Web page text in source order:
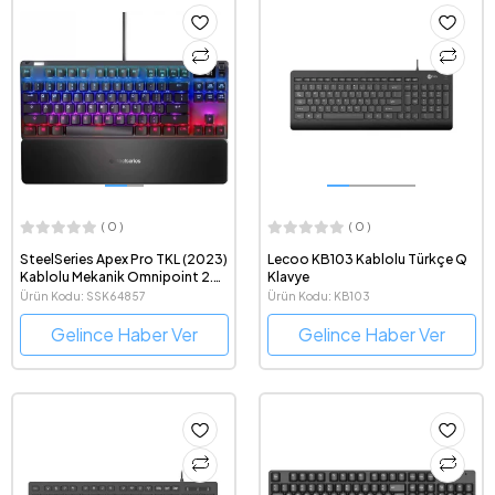
( 0 )
SteelSeries Apex Pro TKL (2023)
Kablolu Mekanik Omnipoint 2.0
Ayarlanabilir Manyetik Switch UK
İngilizce Oyun Klavyesi
Ürün Kodu: SSK64857
Gelince Haber Ver
( 0 )
Lecoo KB103 Kablolu Türkçe Q
Klavye
Ürün Kodu: KB103
Gelince Haber Ver